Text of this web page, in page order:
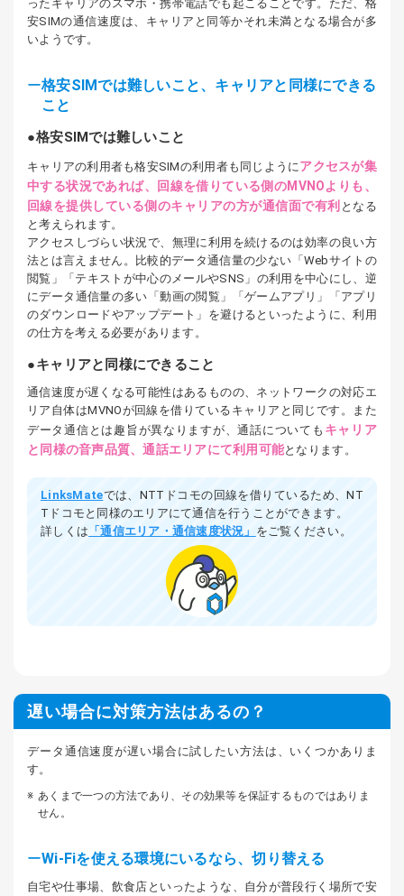
ったキャリアのスマホ・携帯電話でも起こることです。ただ、格
安SIMの通信速度は、キャリアと同等かそれ未満となる場合が多
いようです。
格安SIMでは難しいこと、キャリアと同様にできる
こと
格安SIMでは難しいこと
キャリアの利用者も格安SIMの利用者も同じように アクセスが集
中する状況であれば、回線を借りている側のMVNOよりも、
回線を提供している側のキャリアの方が通信面で有利 となる
と考えられます。
アクセスしづらい状況で、無理に利用を続けるのは効率の良い方
法とは言えません。比較的データ通信量の少ない「Webサイトの
閲覧」「テキストが中心のメールやSNS」の利用を中心にし、逆
にデータ通信量の多い「動画の閲覧」「ゲームアプリ」「アプリ
のダウンロードやアップデート」を避けるといったように、利用
の仕方を考える必要があります。
キャリアと同様にできること
通信速度が遅くなる可能性はあるものの、ネットワークの対応エ
リア自体はMVNOが回線を借りているキャリアと同じです。また
データ通信とは趣旨が異なりますが、通話についても キャリア
と同様の音声品質、通話エリアにて利用可能となります。
LinksMateでは、NTTドコモの回線を借りているため、NT
Tドコモと同様のエリアにて通信を行うことができます。
詳しくは 「通信エリア・通信速度状況」 をご覧ください。
遅い場合に対策方法はあるの？
データ通信速度が遅い場合に試したい方法は、いくつかありま
す。
あくまで一つの方法であり、その効果等を保証するものではありま
せん。
Wi-Fiを使える環境にいるなら、切り替える
自宅や仕事場、飲食店といったような、自分が普段行く場所で安